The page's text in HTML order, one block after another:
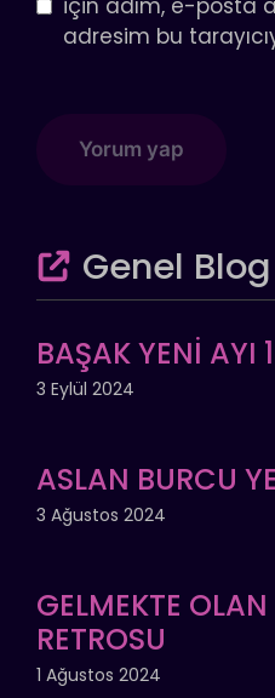
için adım, e-posta
adresim bu
Genel Blog
BAŞAK YENİ AYI
3 Eylül 2024
ASLAN BURCU
3 Ağustos 2024
GELMEKTE
RETROSU
1 Ağustos 2024